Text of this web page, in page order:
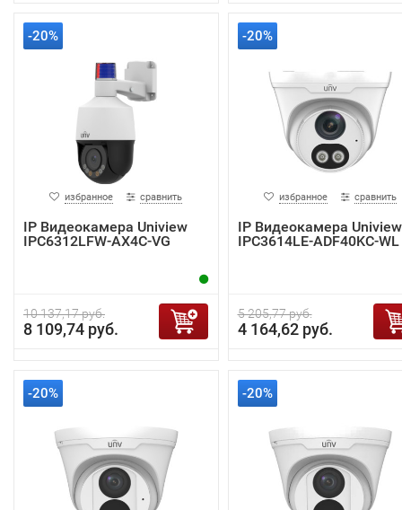
-20%
избранное сравнить
IP Видеокамера Uniview
IPC6312LFW-AX4C-VG
10 137,17 руб.
8 109,74 руб.
-20%
избранное сравнить
IP Видеокамера Uniview
IPC3614LE-ADF40KC-WL
5 205,77 руб.
4 164,62 руб.
-20% -20%